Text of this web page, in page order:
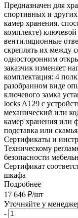
Предназначен для
спортивных и
камер хранения.
комплекте)
вентиляционные
скреплять их между
односторонним
заказчик изменяет
комплектация: 4
разобранном виде
ключевого замка
locks A129 с
механический или
камер хранения или
подставка или
Cертификаты и
Техническому
безопасности
Сертификат
шкафа
Подробнее
17 646 ₽/шт
Уточняйте у
-